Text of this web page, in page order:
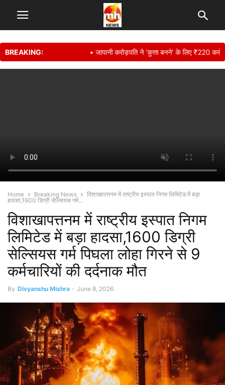
BREAKING: • जापानी करोड़पति ने ‘कुत्ता बनने’ के लिए ₹220 करोड़
Home Breaking News
विशाखापत्तनम में राष्ट्रीय इस्पात निगम लिमिटेड में बड़ा
हादसा,1600 डिग्री सेल्सियस गर्म...
विशाखापत्तनम में राष्ट्रीय इस्पात निगम
लिमिटेड में बड़ा हादसा,1600 डिग्री
सेल्सियस गर्म पिघला लोहा गिरने से 9
कर्मचारियों की दर्दनाक मौत
By Divyanshu Mishra - June 8, 2026